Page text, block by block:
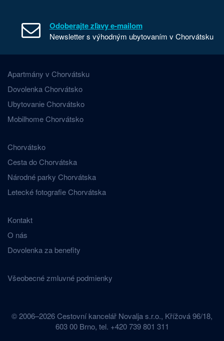
Odoberajte zľavy e-mailom
Newsletter s výhodným ubytovaním v Chorvátsku
Apartmány v Chorvátsku
Dovolenka Chorvátsko
Ubytovanie Chorvátsko
Mobilhome Chorvátsko
Chorvátsko
Cesta do Chorvátska
Národné parky Chorvátska
Letecké fotografie Chorvátska
Kontakt
O nás
Dovolenka za benefity
Všeobecné zmluvné podmienky
© 2006–2026 Cestovní kancelář Novalja s.r.o., Křížová 96/18,
603 00 Brno, tel. +420 739 801 311